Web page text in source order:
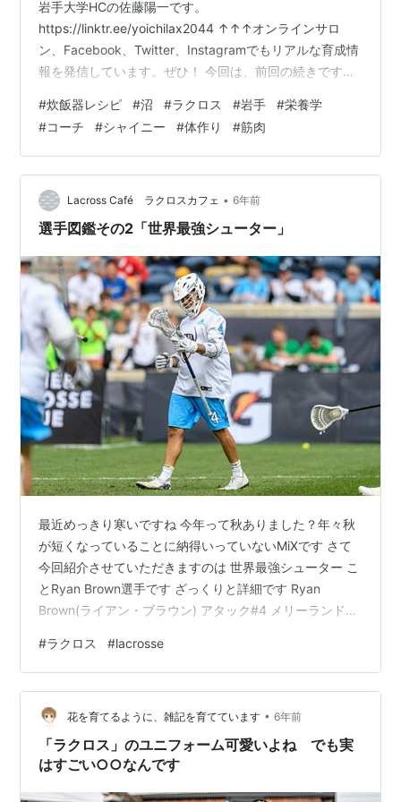
岩手大学HCの佐藤陽一です。
https://linktr.ee/yoichilax2044 ↑↑↑オンラインサロ
ン、Facebook、Twitter、Instagramでもリアルな育成情
報を発信しています。ぜひ！ 今回は、前回の続きです。
いうテーマでお話しします。 クッキングユニット創設 岩
手大ではユニット活動というものを行っています。 ユニ
ット活動とは、ラクロスのプレーとは別の「チーム運営
に関わる活動」だと思ってください。詳しくは以下に書
いています。 www.lacrosse-coach…
#炊飯器レシピ #沼 #ラクロス #岩手 #栄養学
#コーチ #シャイニー #体作り #筋肉
Lacross Café ラクロスカフェ • 6年前
選手図鑑その2「世界最強シューター」
最近めっきり寒いですね 今年って秋ありました？年々秋
が短くなっていることに納得いっていないMiXです さて
今回紹介させていただきますのは 世界最強シューター こ
とRyan Brown選手です ざっくりと詳細です Ryan
Brown(ライアン・ブラウン) アタック#4 メリーランド州
～'18)→Atras('19～) 大学時代は2015年、Big Ten
Offensive Player of the Yearに選出され、同年のドラフ
トにて Charlotte Houndsに4位指名された 2018にはW杯
アメリ…
#ラクロス #lacrosse
花を育てるように、雑記を育てています • 6年前
「ラクロス」のユニフォーム可愛いよね でも実
はすごい○○なんです